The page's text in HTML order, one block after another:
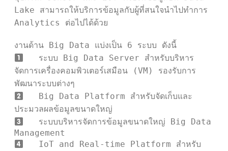
Lake สามารถให้บริการข้อมูลกับผู้ที่สนใจนำไปทำการ
Analytics ต่อไปได้ด้วย
   ระบบ Big Data Server สำหรับบริหาร
จัดการเครื่องคอมพิวเตอร์เสมือน (VM) รองรับการ
   Big Data Platform สำหรับจัดเก็บและ
   ระบบบริหารจัดการข้อมูลขนาดใหญ่ Big Data
   IoT and Real-time Platform สำหรับ